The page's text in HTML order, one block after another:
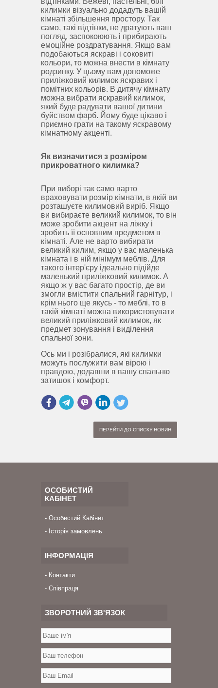
килимки візуально додадуть вашій
кімнаті збільшення простору. Так
само, такі відтінки, не дратують ваш
погляд, заспокоюють і прибирають
емоційне роздратування. Якщо вам
подобаються яскраві і соковиті
кольори, то можна внести в кімнату
родзинку. У цьому вам допоможе
приліжковий килимок яскравих і
помітних кольорів. В дитячу кімнату
можна вибрати яскравий килимок,
який буде радувати вашої дитини
буйством фарб. Йому буде цікаво і
приємно грати на такому яскравому
кімнатному акценті.
Як визначитися з розміром
прикроватного килимка?
При виборі так само варто
враховувати розмір кімнати, в якій ви
розташуєте килимовий виріб. Якщо
ви вибираєте великий килимок, то він
може зробити акцент на ліжку і
зробить її основним предметом в
кімнаті. Але не варто вибирати
великий килим, якщо у вас маленька
кімната і в ній мінімум меблів. Для
такого інтер'єру ідеально підійде
маленький приліжковий килимок. А
якщо ж у вас багато простір, де ви
змогли вмістити спальний гарнітур, і
крім нього ще якусь - то меблі, то в
такій кімнаті можна використовувати
великий приліжковий килимок, як
предмет зонування і виділення
спальної зони.
Ось ми і розібралися, які килимки
можуть послужити вам вірою і
правдою, додавши в вашу спальню
затишок і комфорт.
ПЕРЕЙТИ ДО СПИСКУ НОВИН
ОСОБИСТИЙ
КАБІНЕТ
Особистий Кабінет
Історія замовлень
ІНФОРМАЦІЯ
Контакти
Співпраця
ЗВОРОТНИЙ ЗВ'ЯЗОК